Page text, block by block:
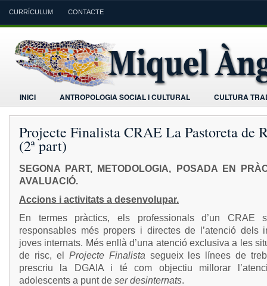
CURRÍCULUM CONTACTE
INICI ANTROPOLOGIA SOCIAL I CULTURAL CULTURA
Projecte Finalista CRAE La Pastoreta de
(2ª part)
SEGONA PART, METODOLOGIA, POSADA EN
AVALUACIÓ.
Accions i activitats a desenvolupar.
En termes pràctics, els professionals d’un CRAE
responsables més propers i directes de l’atenció dels
joves internats. Més enllà d’una atenció exclusiva a les
de risc, el Projecte Finalista segueix les línees de
prescriu la DGAIA i té com objectiu millorar
adolescents a punt de ser desinternats.